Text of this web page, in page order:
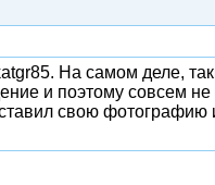
На самом деле,
и поэтому совсем не
свою фотографию и